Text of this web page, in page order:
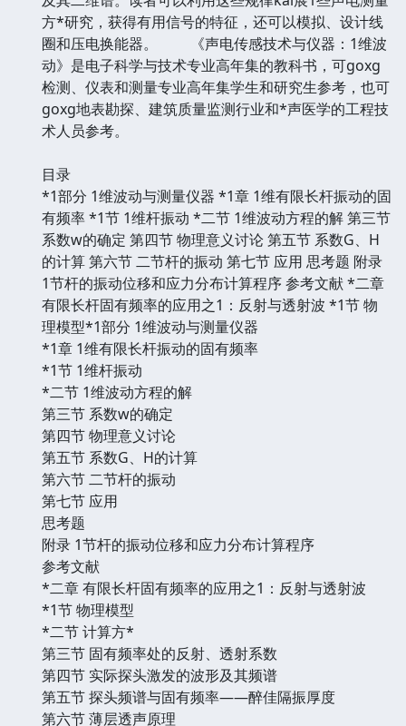
方*研究，获得有用信号的特征，还可以模拟、设计线
圈和压电换能器。 《声电传感技术与仪器：1维波
动》是电子科学与技术专业高年集的教科书，可goxg
检测、仪表和测量专业高年集学生和研究生参考，也可
goxg地表勘探、建筑质量监测行业和*声医学的工程技
术人员参考。
目录
*1部分 1维波动与测量仪器 *1章 1维有限长杆振动的固
有频率 *1节 1维杆振动 *二节 1维波动方程的解 第三节
系数w的确定 第四节 物理意义讨论 第五节 系数G、H
的计算 第六节 二节杆的振动 第七节 应用 思考题 附录
1节杆的振动位移和应力分布计算程序 参考文献 *二章
有限长杆固有频率的应用之1：反射与透射波 *1节 物
理模型*1部分 1维波动与测量仪器
*1章 1维有限长杆振动的固有频率
*1节 1维杆振动
*二节 1维波动方程的解
第三节 系数w的确定
第四节 物理意义讨论
第五节 系数G、H的计算
第六节 二节杆的振动
第七节 应用
思考题
附录 1节杆的振动位移和应力分布计算程序
参考文献
*二章 有限长杆固有频率的应用之1：反射与透射波
*1节 物理模型
*二节 计算方*
第三节 固有频率处的反射、透射系数
第四节 实际探头激发的波形及其频谱
第五节 探头频谱与固有频率——醉佳隔振厚度
第六节 薄层透声原理